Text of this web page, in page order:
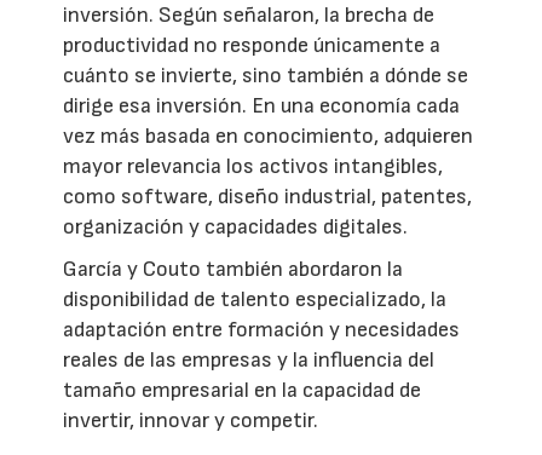
inversión. Según señalaron, la brecha de
productividad no responde únicamente a
cuánto se invierte, sino también a dónde se
dirige esa inversión. En una economía cada
vez más basada en conocimiento, adquieren
mayor relevancia los activos intangibles,
como software, diseño industrial, patentes,
organización y capacidades digitales.
García y Couto también abordaron la
disponibilidad de talento especializado, la
adaptación entre formación y necesidades
reales de las empresas y la influencia del
tamaño empresarial en la capacidad de
invertir, innovar y competir.